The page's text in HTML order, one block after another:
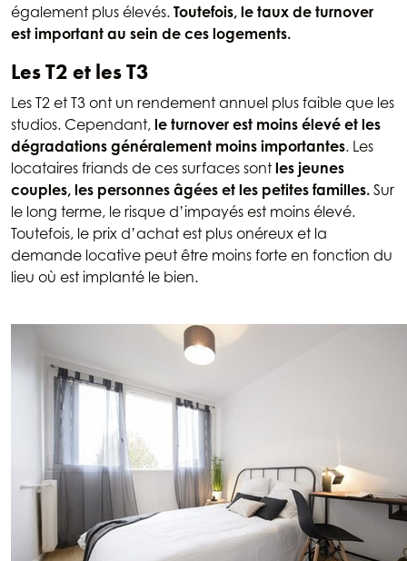
également plus élevés. Toutefois, le taux de turnover
est important au sein de ces logements.
Les T2 et les T3
Les T2 et T3 ont un rendement annuel plus faible que les
studios. Cependant, le turnover est moins élevé et les
dégradations généralement moins importantes. Les
locataires friands de ces surfaces sont les jeunes
couples, les personnes âgées et les petites familles. Sur
le long terme, le risque d’impayés est moins élevé.
Toutefois, le prix d’achat est plus onéreux et la
demande locative peut être moins forte en fonction du
lieu où est implanté le bien.